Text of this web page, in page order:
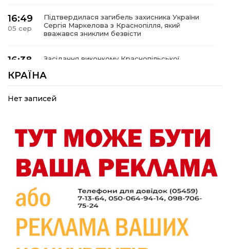
16:49
05 сер
Підтвердилася загибель захисника України
Сергія Маркелова з Краснопілля, який
вважався зниклим безвісти
16:38
05 сер
Засідання виконкому Краснопільської
знищене житло та соціальний захист дітей
16:26
Краснопільщина під ворожими ударами: у
09:33
Не лише документи: несподівані речі, які
можуть врятувати життя під час обстрілу
09:26
05 сер
Що робити, якщо в нотаріальному документі
18:39
04 сер
разом створюють унікальний телепроєкт
КРАЇНА
Нет записей